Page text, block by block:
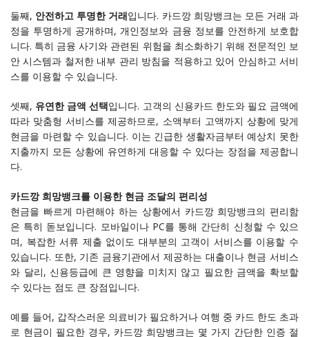
둘째, 안전하고 투명한 거래입니다. 카드깡 희망뱅크는 모든 거래 과
정을 투명하게 공개하며, 개인정보와 금융 정보를 안전하게 보호합
니다. 특히 금융 사기와 관련된 위험을 최소화하기 위해 전문적인 보
안 시스템과 철저한 내부 관리 방침을 적용하고 있어 안심하고 서비
스를 이용할 수 있습니다.
셋째, 유연한 금액 선택입니다. 고객의 신용카드 한도와 필요 금액에
따라 맞춤형 서비스를 제공하므로, 소액부터 고액까지 상황에 맞게
현금을 마련할 수 있습니다. 이는 긴급한 생활자금부터 예상치 못한
지출까지 모든 상황에 유연하게 대응할 수 있다는 장점을 제공합니
다.
카드깡 희망뱅크를 이용한 현금 조달의 편리성
현금을 빠르게 마련해야 하는 상황에서 카드깡 희망뱅크의 편리함
은 특히 돋보입니다. 모바일이나 PC를 통해 간단히 신청할 수 있으
며, 복잡한 서류 제출 없이도 대부분의 고객이 서비스를 이용할 수
있습니다. 또한, 기존 금융기관에서 제공하는 대출이나 현금 서비스
와 달리, 신용등급에 큰 영향을 미치지 않고 필요한 금액을 확보할
수 있다는 점도 큰 장점입니다.
예를 들어, 갑작스러운 의료비가 필요하거나 여행 중 카드 한도 초과
로 현금이 필요한 경우, 카드깡 희망뱅크는 몇 가지 간단한 인증 절